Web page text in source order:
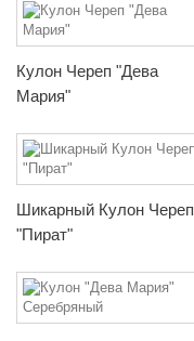
Кулон Череп "Дева
Мария"
Шикарный Кулон Череп
"Пират"